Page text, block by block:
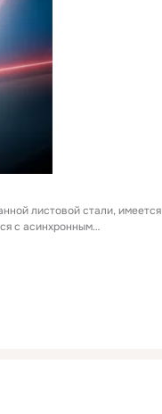
листовой стали, имеется
с асинхронным
не выше 120ºС.
высоким аэродинамическим
Рабочее колесо
мотора вне зоны потока